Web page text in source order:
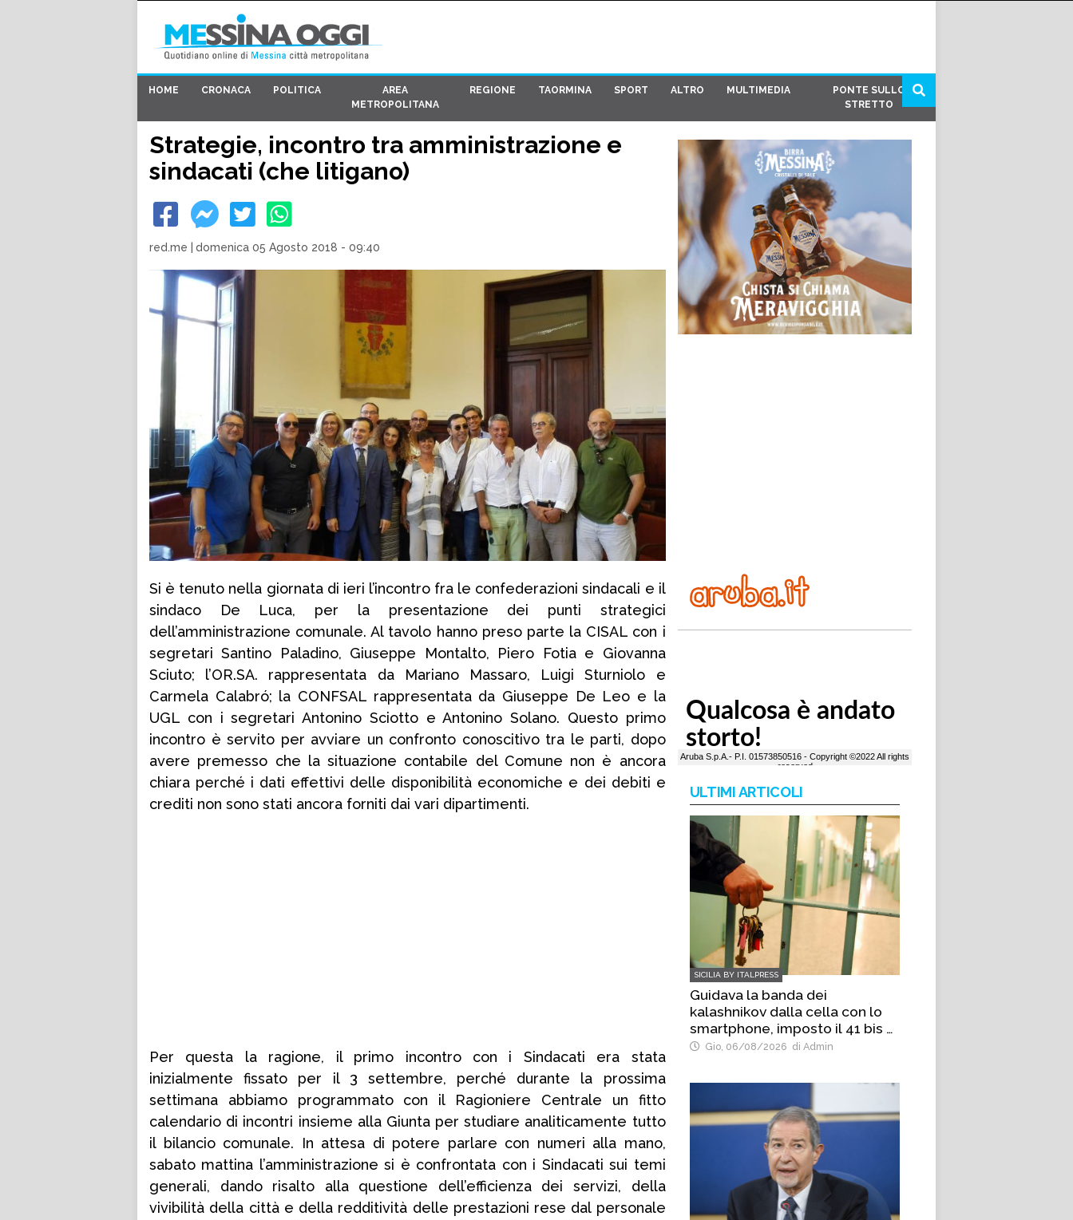
HOME CRONACA POLITICA
AREA
METROPOLITANA
REGIONE TAORMINA SPORT ALTRO MULTIMEDIA
PONTE SULLO
STRETTO
Strategie, incontro tra amministrazione e
sindacati (che litigano)
red.me domenica 05 Agosto 2018 - 09:40
Si è tenuto nella giornata di ieri l’incontro fra le confederazioni sindacali e il
sindaco De Luca, per la presentazione dei punti strategici
dell’amministrazione comunale. Al tavolo hanno preso parte la CISAL con i
segretari Santino Paladino, Giuseppe Montalto, Piero Fotia e Giovanna
Sciuto; l’OR.SA. rappresentata da Mariano Massaro, Luigi Sturniolo e
Carmela Calabró; la CONFSAL rappresentata da Giuseppe De Leo e la
UGL con i segretari Antonino Sciotto e Antonino Solano. Questo primo
incontro è servito per avviare un confronto conoscitivo tra le parti, dopo
avere premesso che la situazione contabile del Comune non è ancora
chiara perché i dati effettivi delle disponibilità economiche e dei debiti e
crediti non sono stati ancora forniti dai vari dipartimenti.
Per questa la ragione, il primo incontro con i Sindacati era stata
inizialmente fissato per il 3 settembre, perché durante la prossima
settimana abbiamo programmato con il Ragioniere Centrale un fitto
calendario di incontri insieme alla Giunta per studiare analiticamente tutto
il bilancio comunale. In attesa di potere parlare con numeri alla mano,
sabato mattina l’amministrazione si è confrontata con i Sindacati sui temi
generali, dando risalto alla questione dell’efficienza dei servizi, della
vivibilità della città e della redditività delle prestazioni rese dal personale
ULTIMI ARTICOLI
SICILIA BY ITALPRESS
Guidava la banda dei
kalashnikov dalla cella con lo
smartphone, imposto il 41 bis a
boss emergente di Palermo
Gio, 06/08/2026 di Admin